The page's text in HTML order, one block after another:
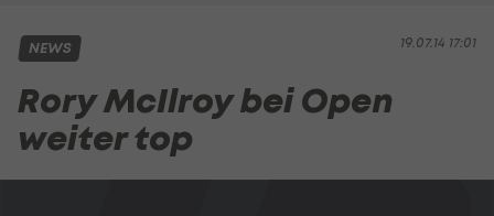
19.07.14 17:01
NEWS
Rory McIlroy bei Open
weiter top